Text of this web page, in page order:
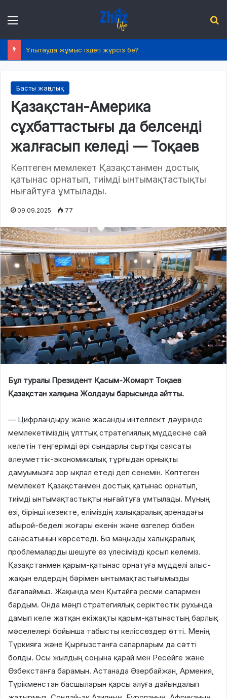
Ұлытауда жұмыс іздеп жүрсіз бе?
Басты жаңалық
Қазақстан-Америка
сұхбаттастығы да белсенді
жалғасып келеді — Тоқаев
Көптеген мемлекет Қазақстанмен достық
қатынас орнатып, тиімді ынтымақтастықты
нығайтуға ұмтылады.
09.09.2025 77
Бұл туралы Президент Қасым-Жомарт Тоқаев
Қазақстан халқына Жолдауы барысында айтты.
— Цифрландыру және жасанды интеллект дәуірінде
мемлекетіміздің ұлттық стратегиялық мүддесіне сай
келетін теңгерімді әрі сындарлы сыртқы саясаты
әлеуметтік-экономикалық тұрғыдан орнықты
дамуымызға зор ықпал етеді деп сенемін. Көптеген
мемлекет Қазақстанмен достық қатынас орнатып,
тиімді ынтымақтастықты нығайтуға ұмтылады. Мұның
өзі, бірінші кезекте, еліміздің халықаралық аренадағы
абырой-беделі жоғары екенін және өзгелер бізбен
санасатынын көрсетеді. Біз маңызды халықаралық
проблемаларды шешуге өз үлесімізді қосып келеміз.
Қазақстанмен қарым-қатынас орнатуға мүдделі алыс-
жақын елдердің бәрімен ынтымақтастығымызды
бағалаймыз. Жақында мен Қытайға ресми сапармен
бардым. Онда мәңгі стратегиялық серіктестік рухында
дамып келе жатқан екіжақты қарым-қатынастың барлық
мәселелері бойынша табысты келіссөздер өтті. Менің
Түркияға және Қырғызстанға сапарларым да сәтті
болды. Осы жылдың соңына қарай мен Ресейге және
Өзбекстанға барамын. Астанада Әзербайжан, Армения,
Түрікменстан басшыларын қарсы алуға дайындалып